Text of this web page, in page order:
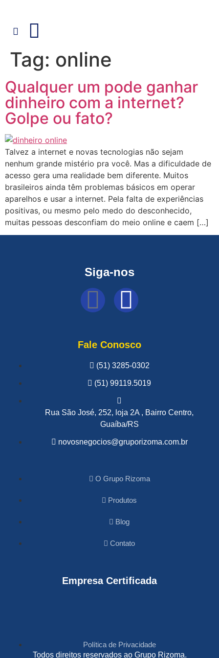
Tag: online
Qualquer um pode ganhar
dinheiro com a internet?
Golpe ou fato?
Talvez a internet e novas tecnologias não sejam
nenhum grande mistério pra você. Mas a dificuldade de
acesso gera uma realidade bem diferente. Muitos
brasileiros ainda têm problemas básicos em operar
aparelhos e usar a internet. Pela falta de experiências
positivas, ou mesmo pelo medo do desconhecido,
muitas pessoas desconfiam do meio online e caem […]
Siga-nos
Fale Conosco
(51) 3285-0302
(51) 99119.5019
Rua São José, 252, loja 2A , Bairro Centro,
Guaíba/RS
novosnegocios@gruporizoma.com.br
O Grupo Rizoma
Produtos
Blog
Contato
Empresa Certificada
Política de Privacidade
Todos direitos reservados ao Grupo Rizoma.